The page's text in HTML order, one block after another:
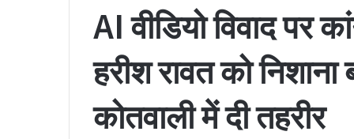
AI वीडियो विवाद पर
हरीश रावत को
कोतवाली में दी तहरीर